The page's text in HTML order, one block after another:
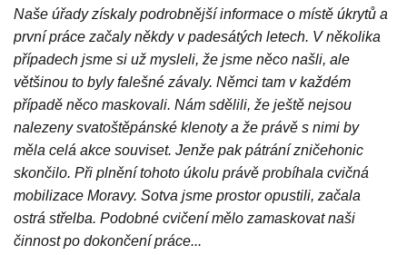
Naše úřady získaly podrobnější informace o místě úkrytů a
první práce začaly někdy v padesátých letech. V několika
případech jsme si už mysleli, že jsme něco našli, ale
většinou to byly falešné závaly. Němci tam v každém
případě něco maskovali. Nám sdělili, že ještě nejsou
nalezeny svatoštěpánské klenoty a že právě s nimi by
měla celá akce souviset. Jenže pak pátrání zničehonic
skončilo. Při plnění tohoto úkolu právě probíhala cvičná
mobilizace Moravy. Sotva jsme prostor opustili, začala
ostrá střelba. Podobné cvičení mělo zamaskovat naši
činnost po dokončení práce...